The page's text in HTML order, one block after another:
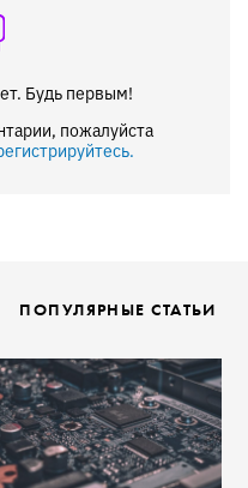
Будь первым!
пожалуйста
ПОПУЛЯРНЫЕ СТАТЬИ